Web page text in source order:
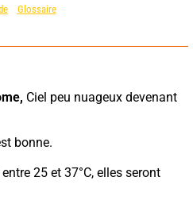
Glossaire
Ciel peu nuageux devenant
bonne.
25 et 37°C, elles seront